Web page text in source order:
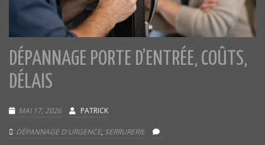
DÉPANNAGE PORTE D’ENTRÉE, COÛTS,
DÉLAIS
MAI 17, 2026 PATRICK
DÉPANNAGE D'URGENCE, SERRURERIE